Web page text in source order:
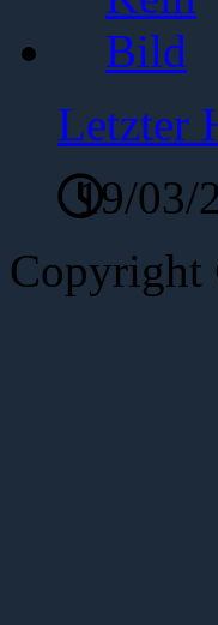
Letzter
19/03/
Copyright